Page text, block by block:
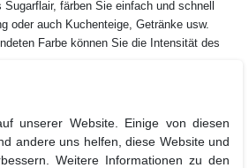
färben Sie einfach und schnell
oder auch Kuchenteige, Getränke usw.
Farbe können Sie die Intensität des
Propylenglycol, E551 Siliciumdioxid ,
Aufmerksamkeit von Kindern
unserer Website. Einige von diesen
andere uns helfen, diese Website und
Weitere Informationen zu den